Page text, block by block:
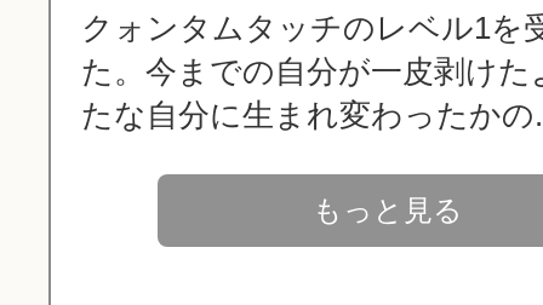
クォンタムタッチのレベル1を
た。今までの自分が一皮剥けた
たな自分に生まれ変わったかの
もっと見る